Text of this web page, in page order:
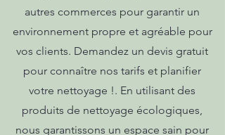
autres commerces pour garantir un
environnement propre et agréable pour
vos clients. Demandez un devis gratuit
pour connaître nos tarifs et planifier
votre nettoyage !. En utilisant des
produits de nettoyage écologiques,
nous garantissons un espace sain pour